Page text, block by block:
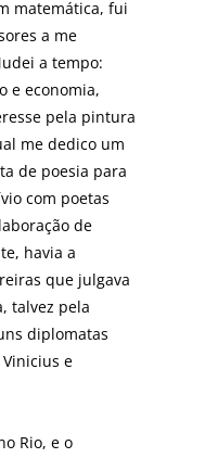
matemática, fui
a me
a tempo:
e economia,
pela pintura
me dedico um
de poesia para
com poetas
de
havia a
que julgava
talvez pela
diplomatas
e
Rio, e o